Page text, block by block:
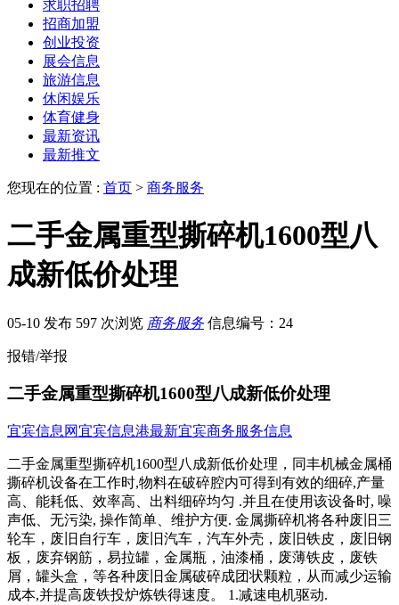
求职招聘
招商加盟
创业投资
展会信息
旅游信息
休闲娱乐
体育健身
最新资讯
最新推文
您现在的位置 : 首页 > 商务服务
二手金属重型撕碎机1600型八
成新低价处理
05-10 发布 597 次浏览 商务服务 信息编号：24
报错/举报
二手金属重型撕碎机1600型八成新低价处理
宜宾信息网宜宾信息港最新宜宾商务服务信息
二手金属重型撕碎机1600型八成新低价处理，同丰机械金属桶
撕碎机设备在工作时,物料在破碎腔内可​‌‌得到有效的细碎,产量
高、能耗低、效率高、出料细碎均匀 .并且在使用该设备时, 噪
声低、无污染, 操作简单、维护方便. 金属撕碎机将各种废旧三
轮车，废旧自行车，废旧汽车，汽车外壳，废旧铁皮，废旧钢
板，废弃钢筋，易拉罐，金属瓶，油漆桶，废薄铁皮，废铁
屑，罐头盒，等各种废旧金属破碎成团状颗粒，从而减少运输
成本,并提高废铁投炉炼铁得速度。 1.减速电机驱动.